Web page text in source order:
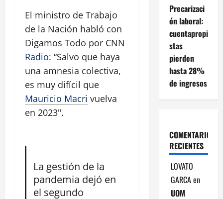
El ministro de Trabajo
de la Nación habló con
Digamos Todo por CNN
Radio: “Salvo que haya
una amnesia colectiva,
es muy difícil que
Mauricio Macri vuelva
en 2023".
La gestión de la
pandemia dejó en
el segundo
Precarizaci
ón laboral:
cuentapropi
stas
pierden
hasta 28%
de ingresos
COMENTARIOS
RECIENTES
LOVATO
GARCAen
UOM